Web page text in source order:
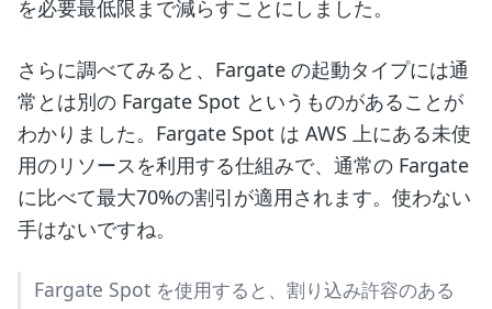
を必要最低限まで減らすことにしました。
さらに調べてみると、Fargate の起動タイプには通
常とは別の Fargate Spot というものがあることが
わかりました。Fargate Spot は AWS 上にある未使
用のリソースを利用する仕組みで、通常の Fargate
に比べて最大70%の割引が適用されます。使わない
手はないですね。
Fargate Spot を使用すると、割り込み許容のある